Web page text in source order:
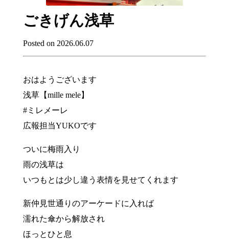
ごきげん浅草
Posted on 2026.06.07
おはようございます
浅草【mille mele】
#ミレメーレ
広報担当YUKOです
ついに梅雨入り
雨の浅草は
いつもとは少し違う表情を見せてくれます
新仲見世通りのアーケードに入れば
濡れた傘から解放され
ほっとひと息